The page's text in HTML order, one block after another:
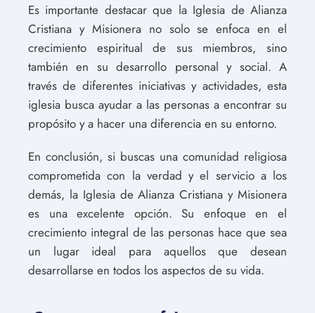
Es importante destacar que la Iglesia de Alianza
Cristiana y Misionera no solo se enfoca en el
crecimiento espiritual de sus miembros, sino
también en su desarrollo personal y social. A
través de diferentes iniciativas y actividades, esta
iglesia busca ayudar a las personas a encontrar su
propósito y a hacer una diferencia en su entorno.
En conclusión, si buscas una comunidad religiosa
comprometida con la verdad y el servicio a los
demás, la Iglesia de Alianza Cristiana y Misionera
es una excelente opción. Su enfoque en el
crecimiento integral de las personas hace que sea
un lugar ideal para aquellos que desean
desarrollarse en todos los aspectos de su vida.